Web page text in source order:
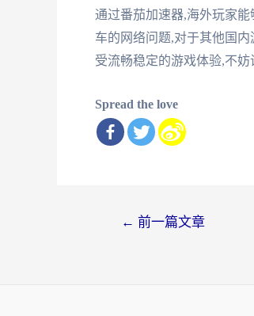
通过番茄加速器,海外玩家
车的网络问题,对于其他国
受流畅稳定的游戏体验,不
Spread the love
← 前一篇文章